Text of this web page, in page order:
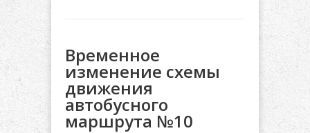
Временное
изменение схемы
движения
автобусного
маршрута №10